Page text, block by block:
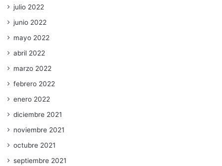
julio 2022
junio 2022
mayo 2022
abril 2022
marzo 2022
febrero 2022
enero 2022
diciembre 2021
noviembre 2021
octubre 2021
septiembre 2021